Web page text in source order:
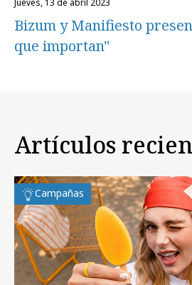
Bizum y Manifiesto
que importan"
Artículos
Campañas